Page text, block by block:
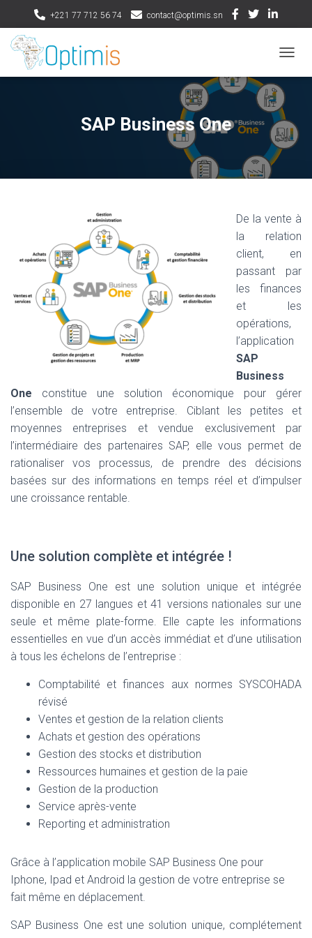
+221 77 712 56 74 contact@optimis.sn
É
E
R
I
G
I
O
N
SAP Business One
De la vente à
la relation
client, en
passant par
les finances
et les
opérations,
l’application
SAP
Business
One constitue une solution économique pour gérer
l’ensemble de votre entreprise. Ciblant les petites et
moyennes entreprises et vendue exclusivement par
l’intermédiaire des partenaires SAP, elle vous permet de
rationaliser vos processus, de prendre des décisions
basées sur des informations en temps réel et d’impulser
une croissance rentable.
Une solution complète et intégrée !
SAP Business One est une solution unique et intégrée
disponible en 27 langues et 41 versions nationales sur une
seule et même plate-forme. Elle capte les informations
essentielles en vue d’un accès immédiat et d’une utilisation
à tous les échelons de l’entreprise :
Comptabilité et finances aux normes SYSCOHADA
révisé
Ventes et gestion de la relation clients
Achats et gestion des opérations
Gestion des stocks et distribution
Ressources humaines et gestion de la paie
Gestion de la production
Service après-vente
Reporting et administration
Grâce à l’application mobile SAP Business One pour
Iphone, Ipad et Android la gestion de votre entreprise se
fait même en déplacement.
SAP Business One est une solution unique, complétement